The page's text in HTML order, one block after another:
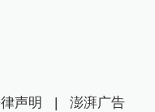
声明 | 澎湃广告